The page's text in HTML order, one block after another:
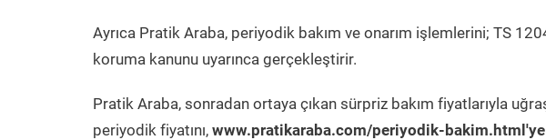
Ayrıca Pratik Araba, periyodik bakım ve onarım işlemlerini; TS
koruma kanunu uyarınca gerçekleştirir.
Pratik Araba, sonradan ortaya çıkan sürpriz bakım fiyatlarıyla
periyodik fiyatını, www.pratikaraba.com/periyodik-bakim.html'ye